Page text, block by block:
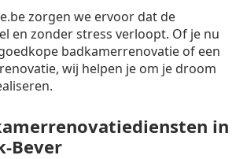
zorgen we ervoor dat de
en zonder stress verloopt. Of je nu
badkamerrenovatie of een
wij helpen je om je droom
in
Bever